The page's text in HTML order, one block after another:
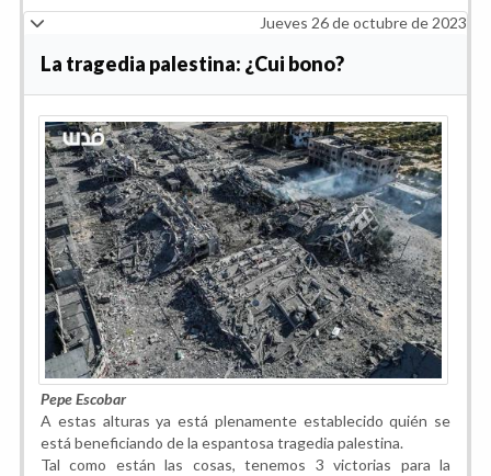
Jueves 26 de octubre de 2023
La tragedia palestina: ¿Cui bono?
Pepe Escobar
A estas alturas ya está plenamente establecido quién se
está beneficiando de la espantosa tragedia palestina.
Tal como están las cosas, tenemos 3 victorias para la